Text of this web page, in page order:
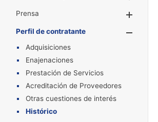
Prensa
Perfil de contratante
Adquisiciones
Enajenaciones
Prestación de Servicios
Acreditación de Proveedores
Otras cuestiones de interés
Histórico